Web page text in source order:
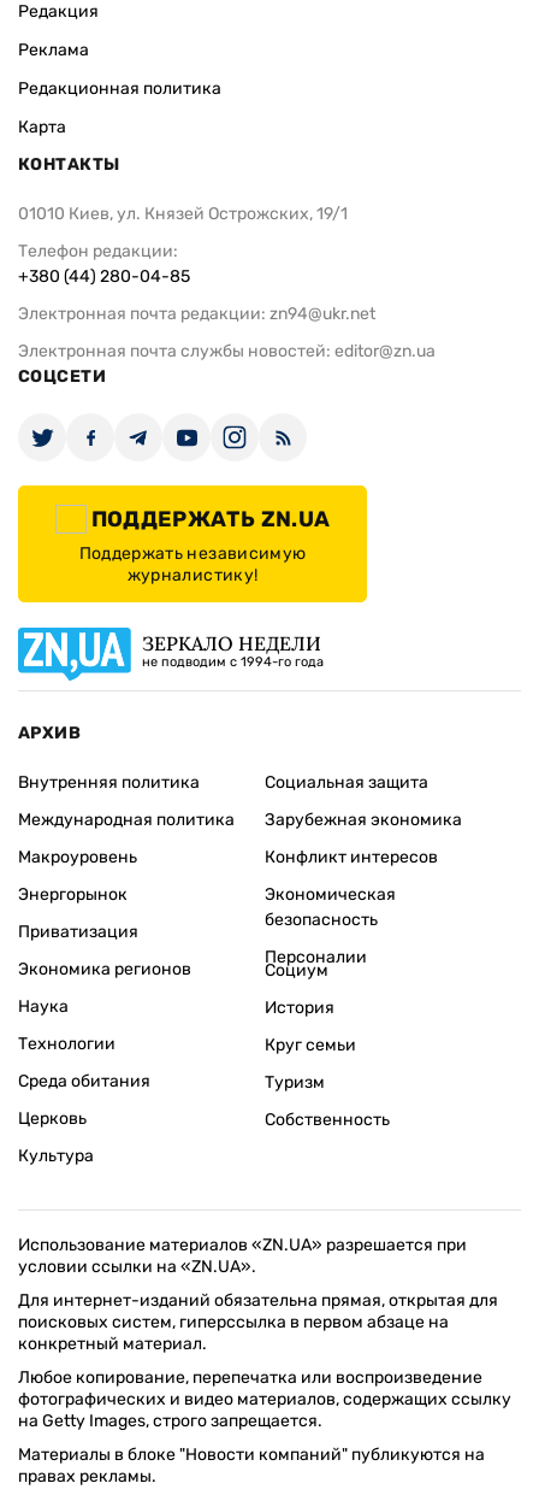
Редакция
Реклама
Редакционная политика
Карта
КОНТАКТЫ
01010 Киев, ул. Князей Острожских, 19/1
Телефон редакции:
+380 (44) 280-04-85
Электронная почта редакции: zn94@ukr.net
Электронная почта службы новостей: editor@zn.ua
СОЦСЕТИ
ПОДДЕРЖАТЬ ZN.UA
Поддержать независимую
журналистику!
ЗЕРКАЛО НЕДЕЛИ
не подводим с 1994-го года
АРХИВ
Внутренняя политика
Международная политика
Макроуровень
Энергорынок
Приватизация
Экономика регионов
Социальная защита
Зарубежная экономика
Конфликт интересов
Экономическая
безопасность
Персоналии
Наука
Технологии
Среда обитания
Церковь
Культура
Социум
История
Круг семьи
Туризм
Собственность
Использование материалов «ZN.UA» разрешается при
условии ссылки на «ZN.UA».
Для интернет-изданий обязательна прямая, открытая для
поисковых систем, гиперссылка в первом абзаце на
конкретный материал.
Любое копирование, перепечатка или воспроизведение
фотографических и видео материалов, содержащих ссылку
на Getty Images, строго запрещается.
Материалы в блоке "Новости компаний" публикуются на
правах рекламы.